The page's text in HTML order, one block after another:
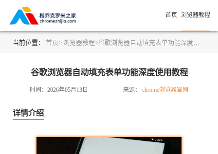
首页 浏览器教程
当前位置： 首页> 浏览器教程>谷歌浏览器自动填充表单功能深度使用教程
谷歌浏览器自动填充表单功能深度使用教程
时间：2026年05月13日 来源： chrome浏览器官网
详情介绍